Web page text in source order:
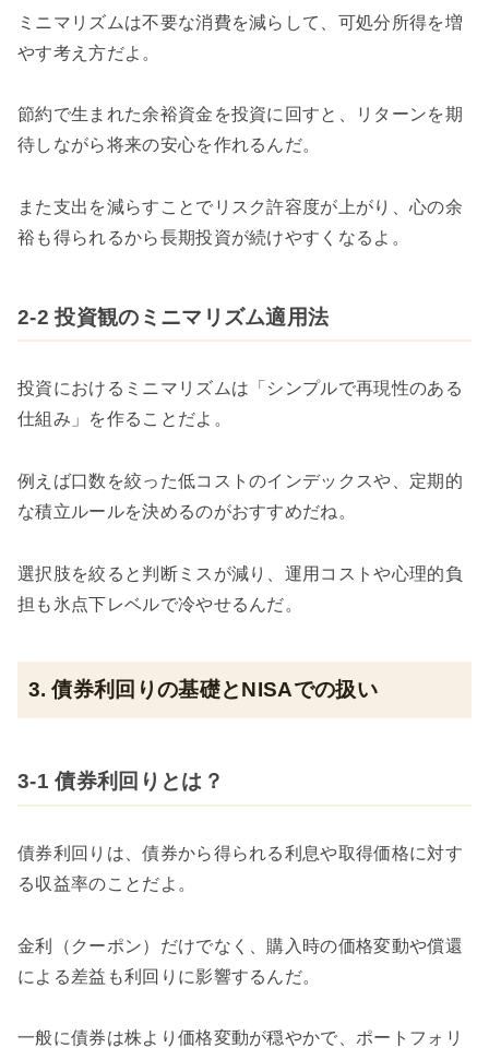
ミニマリズムは不要な消費を減らして、可処分所得を増
やす考え方だよ。
節約で生まれた余裕資金を投資に回すと、リターンを期
待しながら将来の安心を作れるんだ。
また支出を減らすことでリスク許容度が上がり、心の余
裕も得られるから長期投資が続けやすくなるよ。
2-2 投資観のミニマリズム適用法
投資におけるミニマリズムは「シンプルで再現性のある
仕組み」を作ることだよ。
例えば口数を絞った低コストのインデックスや、定期的
な積立ルールを決めるのがおすすめだね。
選択肢を絞ると判断ミスが減り、運用コストや心理的負
担も氷点下レベルで冷やせるんだ。
3. 債券利回りの基礎とNISAでの扱い
3-1 債券利回りとは？
債券利回りは、債券から得られる利息や取得価格に対す
る収益率のことだよ。
金利（クーポン）だけでなく、購入時の価格変動や償還
による差益も利回りに影響するんだ。
一般に債券は株より価格変動が穏やかで、ポートフォリ